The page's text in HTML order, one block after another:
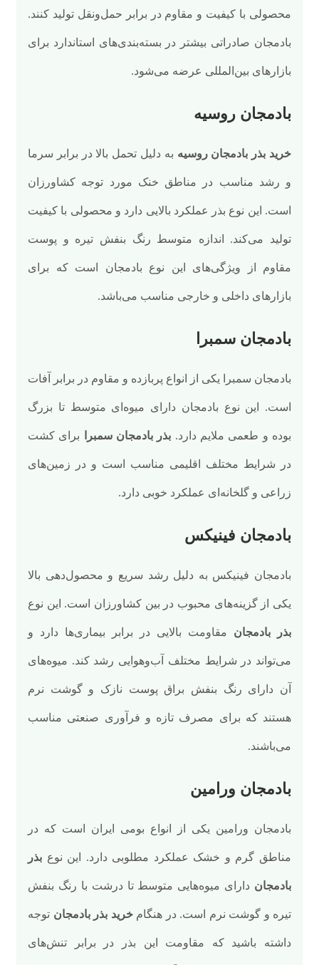
محصولی با کیفیت و مقاوم در برابر حمل‌ونقل تولید کنند.
بادمجان صادراتی بیشتر در بسته‌بندی‌های استاندارد برای
بازارهای بین‌المللی عرضه می‌شود.
بادمجان روسیه
خرید بذر بادمجان روسیه به دلیل تحمل بالا در برابر سرما
و رشد مناسب در مناطق خنک مورد توجه کشاورزان
است. این نوع بذر عملکرد بالایی دارد و محصولی با کیفیت
تولید می‌کند. اندازه متوسط رنگ بنفش تیره و پوست
مقاوم از ویژگی‌های این نوع بادمجان است که برای
بازارهای داخلی و خارجی مناسب می‌باشد.
بادمجان سمبرا
بادمجان سمبرا یکی از انواع پربازده و مقاوم در برابر آفات
است. این نوع بادمجان دارای میوه‌ای متوسط تا بزرگ
بوده و طعمی ملایم دارد. بذر بادمجان سمبرا برای کشت
در شرایط مختلف اقلیمی مناسب است و در زمین‌های
زراعی و گلخانه‌ای عملکرد خوبی دارد.
بادمجان فینیکس
بادمجان فینیکس به دلیل رشد سریع و محصول‌دهی بالا
یکی از گزینه‌های محبوب در بین کشاورزان است. این نوع
بذر بادمجان مقاومت بالایی در برابر بیماری‌ها دارد و
می‌تواند در شرایط مختلف آب‌وهوایی رشد کند. میوه‌های
آن دارای رنگ بنفش براق پوست نازک و گوشت نرم
هستند که برای مصرف تازه و فرآوری صنعتی مناسب
می‌باشند.
بادمجان ورامین
بادمجان ورامین یکی از انواع بومی ایران است که در
مناطق گرم و خشک عملکرد مطلوبی دارد. این نوع بذر
بادمجان دارای میوه‌هایی متوسط تا درشت با رنگ بنفش
تیره و گوشت نرم است. در هنگامخرید بذر بادمجان توجه
داشته باشید که مقاومت این بذر در برابر تنش‌های